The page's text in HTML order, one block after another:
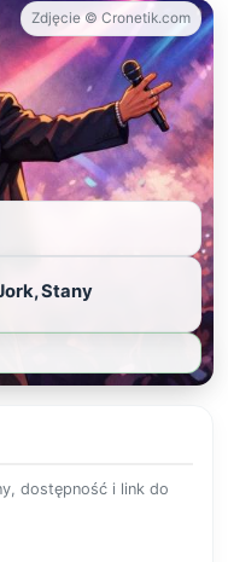
Zdjęcie © Cronetik.com
Stany
dostępność i link do